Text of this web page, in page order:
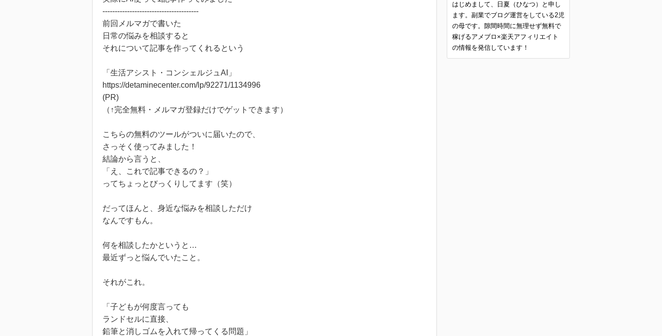
---------------------------------------
前回メルマガで書いた
日常の悩みを相談すると
それについて記事を作ってくれるという
「生活アシスト・コンシェルジュAI」
https://detaminecenter.com/lp/92271/1134996
(PR)
（↑完全無料・メルマガ登録だけでゲットできます）
こちらの無料のツールがついに届いたので、
さっそく使ってみました！
結論から言うと、
「え、これで記事できるの？」
ってちょっとびっくりしてます（笑）
だってほんと、身近な悩みを相談しただけ
なんですもん。
何を相談したかというと…
最近ずっと悩んでいたこと。
それがこれ。
「子どもが何度言っても
ランドセルに直接、
鉛筆と消しゴムを入れて帰ってくる問題」
はじめまして、日夏（ひなつ）と申し
ます。副業でブログ運営をしている2児
の母です。隙間時間に無理せず無料で
稼げるアメブロ×楽天アフィリエイト
の情報を発信しています！